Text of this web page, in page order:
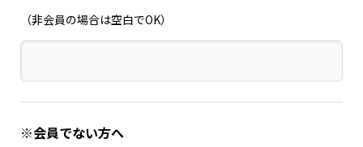
（非会員の場合は空白でOK）
※会員でない方へ